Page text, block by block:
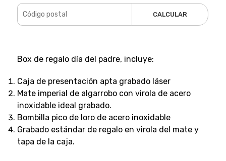
CALCULAR
Box de regalo día del padre, incluye:
Caja de presentación apta grabado láser
Mate imperial de algarrobo con virola de acero
inoxidable ideal grabado.
Bombilla pico de loro de acero inoxidable
Grabado estándar de regalo en virola del mate y
tapa de la caja.